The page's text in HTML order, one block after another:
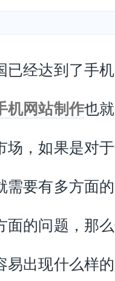
经达到了手机
机网站制作也
场，如果是对
需要有多方面
面的问题，那
易出现什么样